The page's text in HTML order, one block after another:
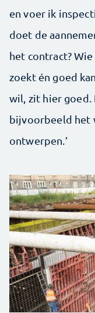
en voer ik
doet de
het contract?
zoekt én goed
wil, zit hier goed.
bijvoorbeeld het
ontwerpen.’